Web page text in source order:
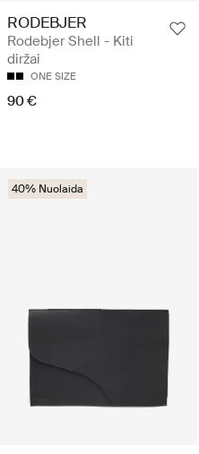
RODEBJER
Rodebjer Shell - Kiti
diržai
ONE SIZE
90 €
40% Nuolaida